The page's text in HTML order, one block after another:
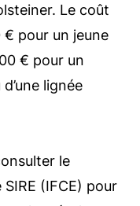
Le coût
€ pour un jeune
€ pour un
lignée
le
(IFCE) pour